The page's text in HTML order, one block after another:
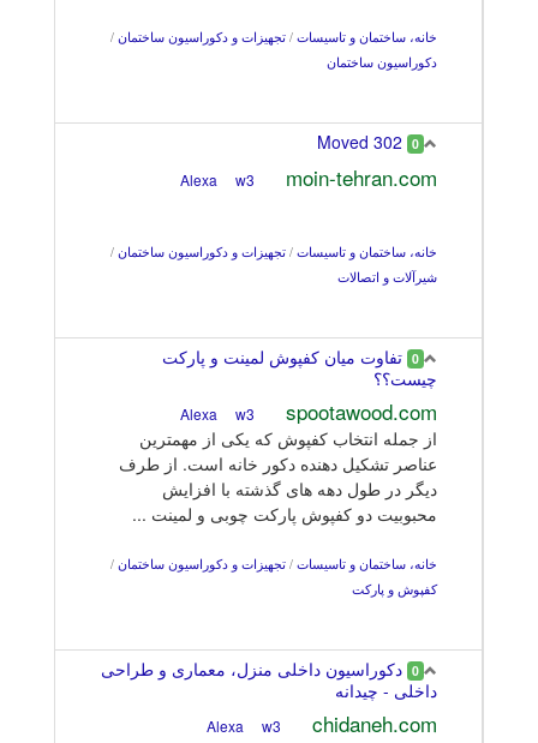
خانه، ساختمان و تاسیسات / تجهیزات و دکوراسیون ساختمان /
دکوراسیون ساختمان
0
moin-tehran.com
w3
خانه، ساختمان و تاسیسات / تجهیزات و دکوراسیون ساختمان /
شیرآلات و اتصالات
0 تفاوت میان کفپوش لمینت و پارکت
چیست؟؟
spootawood.com
w3
از جمله انتخاب کفپوش که یکی از مهمترین
عناصر تشکیل دهنده دکور خانه است. از طرف
دیگر در طول دهه های گذشته با افزایش
محبوبیت دو کفپوش پارکت چوبی و لمینت ...
خانه، ساختمان و تاسیسات / تجهیزات و دکوراسیون ساختمان /
کفپوش و پارکت
0 دکوراسیون داخلی منزل، معماری و طراحی
داخلی - چیدانه
chidaneh.com
w3